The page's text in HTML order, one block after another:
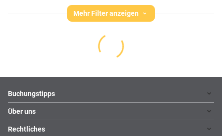
Mehr Filter anzeigen
Footer navigation
Buchungstipps
Warum im Reisebüro buchen
Hoteltipps
Über uns
Kontakt
Rechtliches